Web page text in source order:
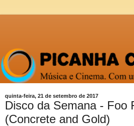
quinta-feira, 21 de setembro de 2017
Disco da Semana - Foo
(Concrete and Gold)